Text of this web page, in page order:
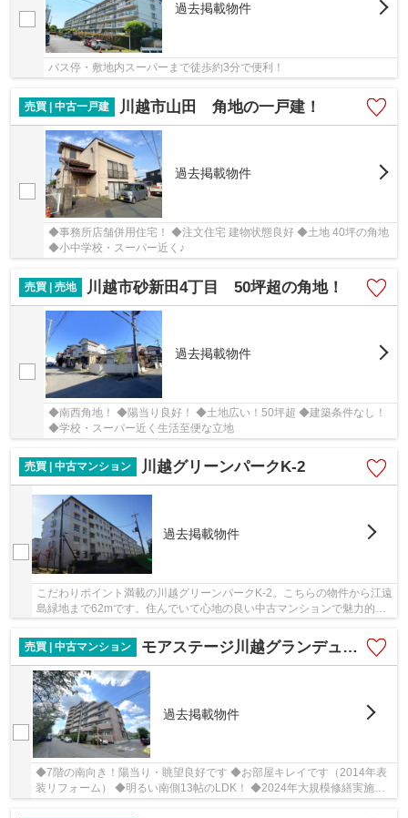
過去掲載物件
バス停・敷地内スーパーまで徒歩約3分で便利！
売買 | 中古一戸建 川越市山田 角地の一戸建！
過去掲載物件
◆事務所店舗併用住宅！ ◆注文住宅 建物状態良好 ◆土地 40坪の角地
◆小中学校・スーパー近く♪
売買 | 売地 川越市砂新田4丁目 50坪超の角地！
過去掲載物件
◆南西角地！ ◆陽当り良好！ ◆土地広い！50坪超 ◆建築条件なし！
◆学校・スーパー近く生活至便な立地
売買 | 中古マンション 川越グリーンパークK-2
過去掲載物件
こだわりポイント満載の川越グリーンパークK-2。こちらの物件から江遠
島緑地まで62mです。住んでいて心地の良い中古マンションで魅力的で
売買 | 中古マンション
モアステージ川越グランデュール
過去掲載物件
◆7階の南向き！陽当り・眺望良好です ◆お部屋キレイです（2014年表
装リフォーム） ◆明るい南側13帖のLDK！ ◆2024年大規模修繕実施！